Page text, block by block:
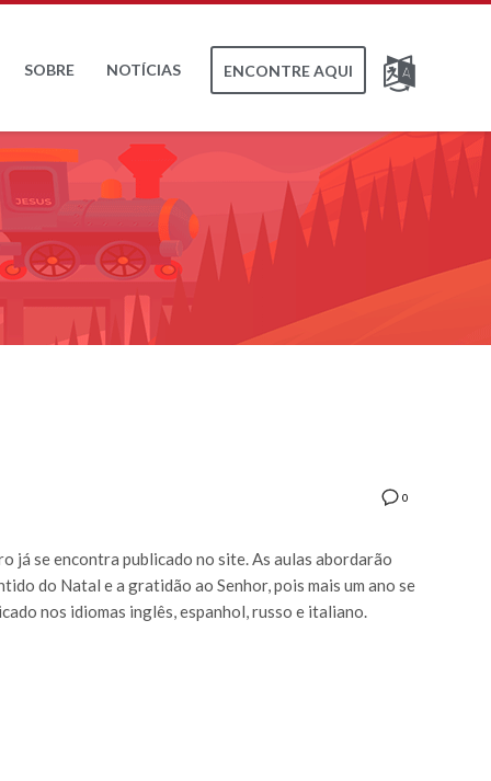
SOBRE NOTÍCIAS ENCONTRE AQUI
0
já se encontra publicado no site. As aulas abordarão
do Natal e a gratidão ao Senhor, pois mais um ano se
nos idiomas inglês, espanhol, russo e italiano.